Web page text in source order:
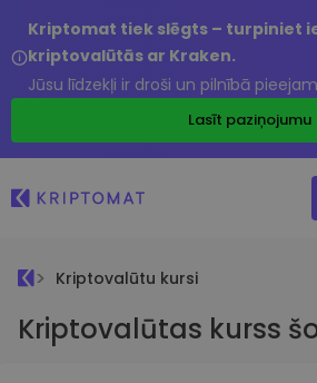
Kriptomat tiek slēgts – turpiniet
kriptovalūtās ar Kraken.
Jūsu līdzekļi ir droši un pilnībā
Lasīt paziņojumu
Kriptovalūtu kursi
Kriptovalūtas kurss